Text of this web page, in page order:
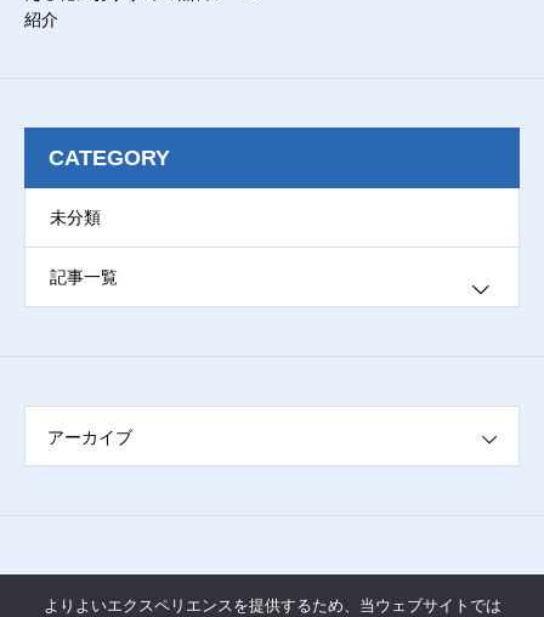
紹介
CATEGORY
未分類
記事一覧
アーカイブ
よりよいエクスペリエンスを提供するため、当ウェブサイトでは